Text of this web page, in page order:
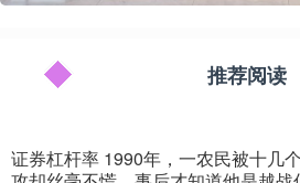
推荐阅读
证券杠杆率 1990年，一农民被十几